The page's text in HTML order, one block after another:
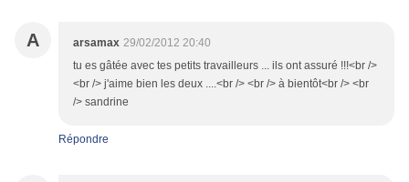
A arsamax 29/02/2012 20:40
tu es gâtée avec tes petits travailleurs ... ils ont assuré !!!<br />
<br /> j'aime bien les deux ....<br /> <br /> à bientôt<br /> <br
/> sandrine
Répondre